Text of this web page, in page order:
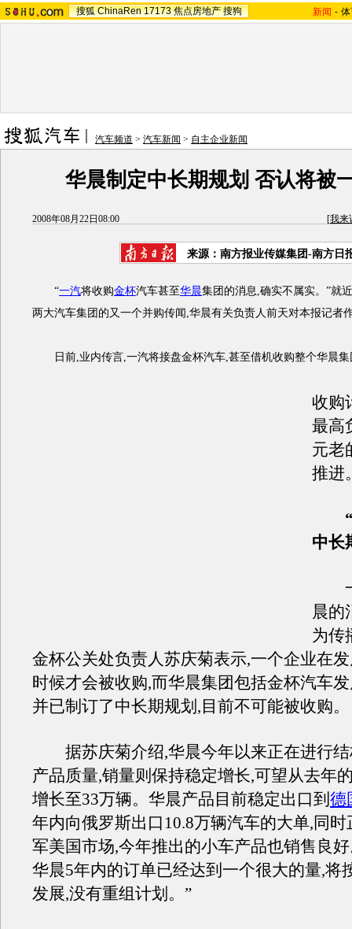
搜狐 ChinaRen 17173 焦点房地产 搜狗 新闻 -
汽车频道 > 汽车新闻 > 自主企业新闻
华晨制定中长期规划 否认将被
2008年08月22日08:00 [我来
来源：南方报业传媒集团-南方日
“一汽将收购金杯汽车甚至华晨集团的消息,确实不属实。”就
两大汽车集团的又一个并购传闻,华晨有关负责人前天对本报记者
日前,业内传言,一汽将接盘金杯汽车,甚至借机收购整个华晨集
收购
最高
元老
推进
“
中长
一
晨的
为传
金杯公关处负责人苏庆菊表示,一个企业在
时候才会被收购,而华晨集团包括金杯汽车
并已制订了中长期规划,目前不可能被收购。
据苏庆菊介绍,华晨今年以来正在进行结
产品质量,销量则保持稳定增长,可望从去年
增长至33万辆。华晨产品目前稳定出口到 德
年内向俄罗斯出口10.8万辆汽车的大单,同
军美国市场,今年推出的小车产品也销售良
华晨5年内的订单已经达到一个很大的量,将
发展,没有重组计划。”